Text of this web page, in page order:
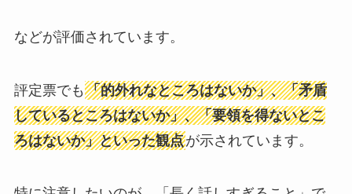
などが評価されています。
評定票でも 「的外れなところはないか」、「矛盾
しているところはないか」、「要領を得ないとこ
ろはないか」といった観点が示されています。